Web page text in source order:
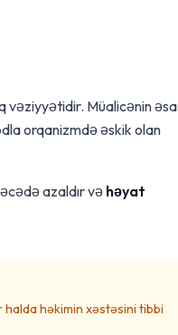
vəziyyətidir. Müalicənin
orqanizmdə əskik olan
azaldır və həyat
halda həkimin xəstəsini tibbi